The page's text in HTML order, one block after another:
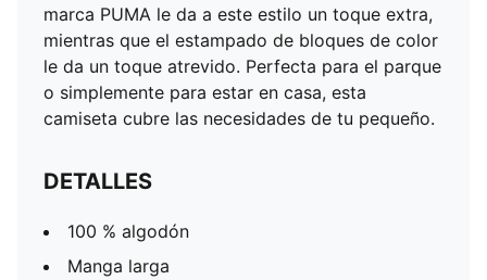
marca PUMA le da a este estilo un toque extra,
mientras que el estampado de bloques de color
le da un toque atrevido. Perfecta para el parque
o simplemente para estar en casa, esta
camiseta cubre las necesidades de tu pequeño.
DETALLES
100 % algodón
Manga larga